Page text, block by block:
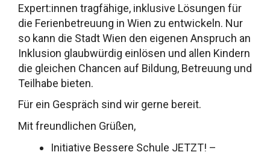
Expert:innen tragfähige, inklusive Lösungen für
die Ferienbetreuung in Wien zu entwickeln. Nur
so kann die Stadt Wien den eigenen Anspruch an
Inklusion glaubwürdig einlösen und allen Kindern
die gleichen Chancen auf Bildung, Betreuung und
Teilhabe bieten.
Für ein Gespräch sind wir gerne bereit.
Mit freundlichen Grüßen,
Initiative Bessere Schule JETZT! –